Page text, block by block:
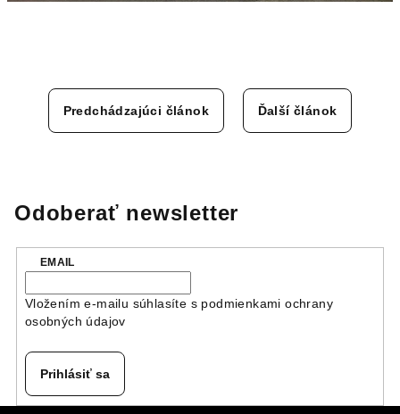
Predchádzajúci článok Ďalší článok
Odoberať newsletter
EMAIL
Vložením e-mailu súhlasíte s podmienkami ochrany
osobných údajov
Prihlásiť sa